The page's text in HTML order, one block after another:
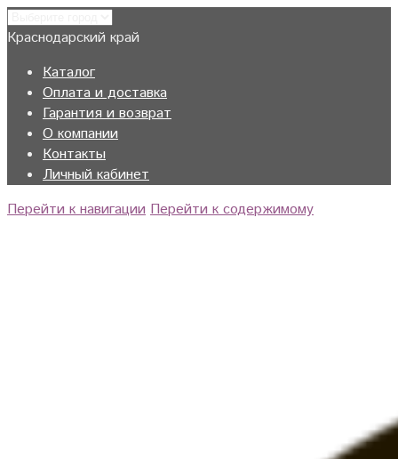
Краснодарский край
Каталог
Оплата и доставка
Гарантия и возврат
О компании
Контакты
Личный кабинет
Перейти к навигации Перейти к содержимому